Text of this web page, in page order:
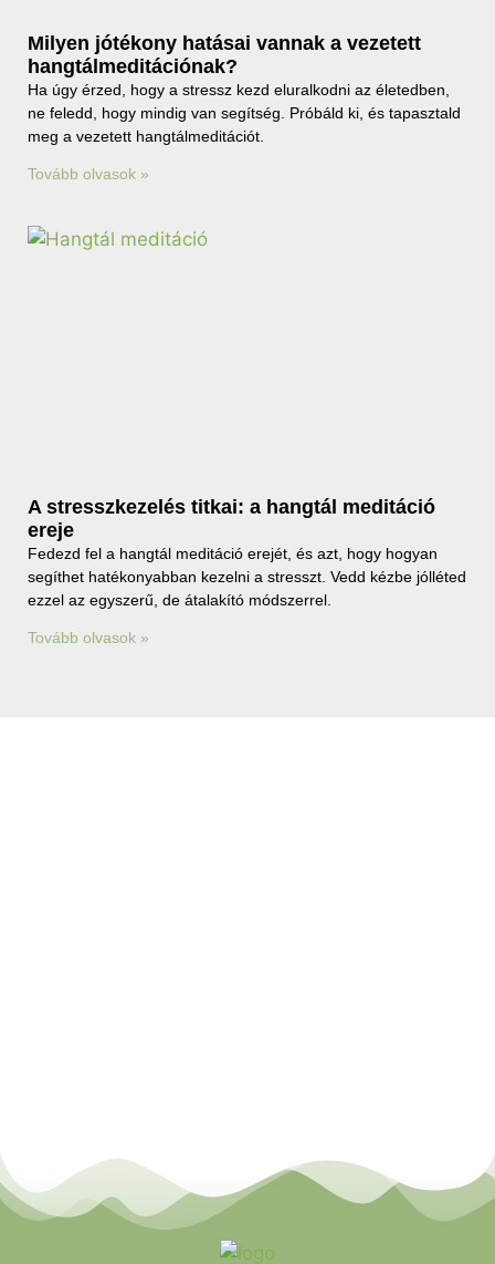
Milyen jótékony hatásai vannak a vezetett
hangtálmeditációnak?
Ha úgy érzed, hogy a stressz kezd eluralkodni az életedben,
ne feledd, hogy mindig van segítség. Próbáld ki, és tapasztald
meg a vezetett hangtálmeditációt.
Tovább olvasok »
A stresszkezelés titkai: a hangtál meditáció
ereje
Fedezd fel a hangtál meditáció erejét, és azt, hogy hogyan
segíthet hatékonyabban kezelni a stresszt. Vedd kézbe jólléted
ezzel az egyszerű, de átalakító módszerrel.
Tovább olvasok »